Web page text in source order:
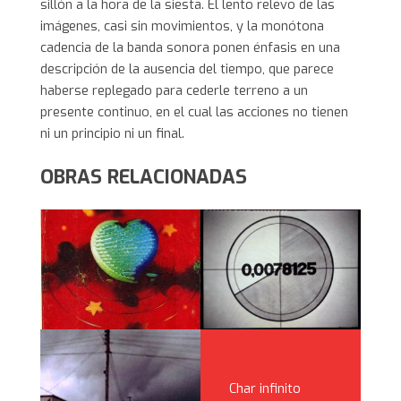
sillón a la hora de la siesta. El lento relevo de las
imágenes, casi sin movimientos, y la monótona
cadencia de la banda sonora ponen énfasis en una
descripción de la ausencia del tiempo, que parece
haberse replegado para cederle terreno a un
presente continuo, en el cual las acciones no tienen
ni un principio ni un final.
OBRAS RELACIONADAS
Char infinito